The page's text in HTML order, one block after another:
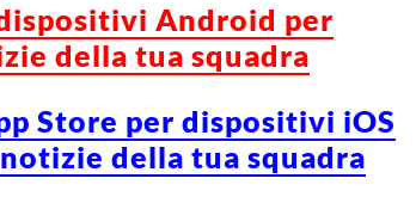
Android per
della tua squadra
Store per dispositivi iOS
della tua squadra